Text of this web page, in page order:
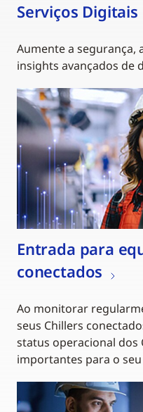
Serviços Digitais
Aumente a segurança,
insights avançados de
Entrada para
conectados
Ao monitorar
seus Chillers
status operacional dos
importantes para o